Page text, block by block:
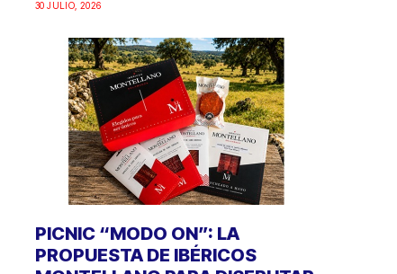
30 JULIO, 2026
PICNIC “MODO ON”: LA
PROPUESTA DE IBÉRICOS